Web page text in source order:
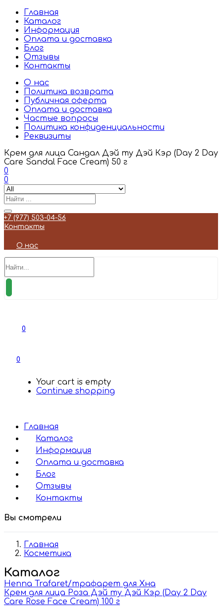
Главная
Каталог
Информация
Оплата и доставка
Блог
Отзывы
Контакты
О нас
Политика возврата
Публичная оферта
Оплата и доставка
Частые вопросы
Политика конфиденциальности
Реквизиты
Крем для лица Сандал Дэй ту Дэй Кэр (Day 2 Day
Care Sandal Face Cream) 50 г
0
0
+7 (977) 503-04-56
Контакты
О нас
0
0
Your cart is empty
Continue shopping
Главная
Каталог
Информация
Оплата и доставка
Блог
Отзывы
Контакты
Вы смотрели
Главная
Косметика
Каталог
Henna Trafaret/трафарет для Хна
Крем для лица Роза Дэй ту Дэй Кэр (Day 2 Day
Care Rose Face Cream) 100 г